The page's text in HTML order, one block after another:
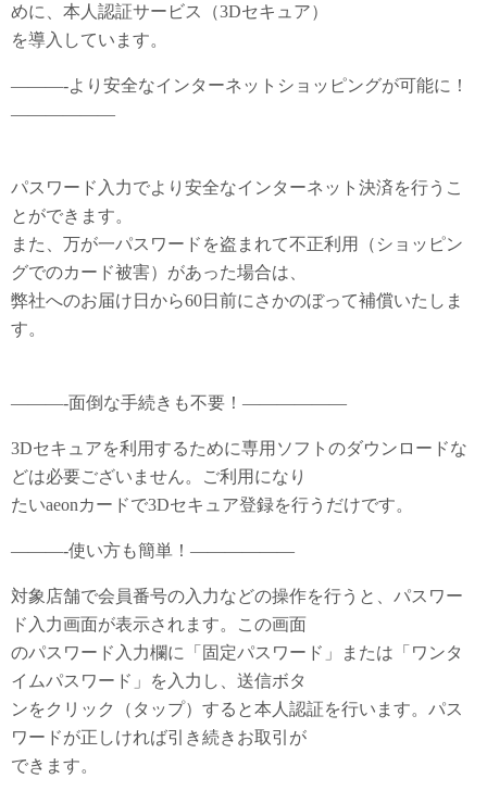
めに、本人認証サービス（3Dセキュア）
を導入しています。
———-より安全なインターネットショッピングが可能に！
——————
パスワード入力でより安全なインターネット決済を行うこ
とができます。
また、万が一パスワードを盗まれて不正利用（ショッピン
グでのカード被害）があった場合は、
弊社へのお届け日から60日前にさかのぼって補償いたしま
す。
———-面倒な手続きも不要！——————
3Dセキュアを利用するために専用ソフトのダウンロードな
どは必要ございません。ご利用になり
たいaeonカードで3Dセキュア登録を行うだけです。
———-使い方も簡単！——————
対象店舗で会員番号の入力などの操作を行うと、パスワー
ド入力画面が表示されます。この画面
のパスワード入力欄に「固定パスワード」または「ワンタ
イムパスワード」を入力し、送信ボタ
ンをクリック（タップ）すると本人認証を行います。パス
ワードが正しければ引き続きお取引が
できます。